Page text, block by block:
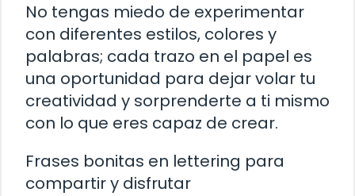
No tengas miedo de experimentar
con diferentes estilos, colores y
palabras; cada trazo en el papel es
una oportunidad para dejar volar tu
creatividad y sorprenderte a ti mismo
con lo que eres capaz de crear.
Frases bonitas en lettering para
compartir y disfrutar